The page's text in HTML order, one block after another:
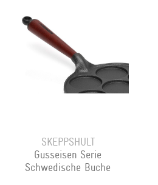
SKEPPSHULT
Gusseisen Serie
Schwedische Buche